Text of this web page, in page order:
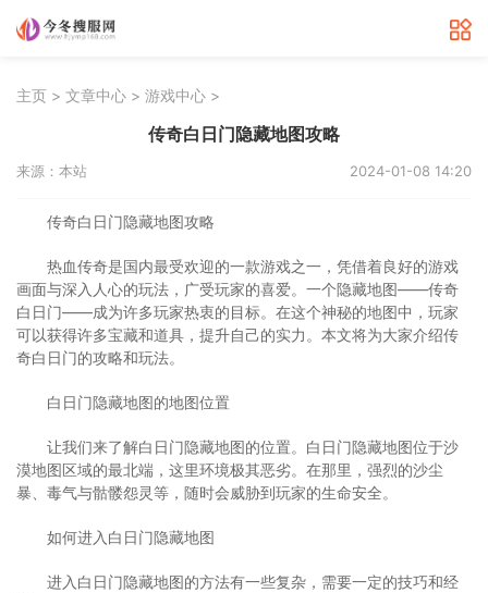
主页 > 文章中心 > 游戏中心 >
传奇白日门隐藏地图攻略
来源：本站 2024-01-08 14:20
传奇白日门隐藏地图攻略
热血传奇是国内最受欢迎的一款游戏之一，凭借着良好的游戏
画面与深入人心的玩法，广受玩家的喜爱。一个隐藏地图——传奇
白日门——成为许多玩家热衷的目标。在这个神秘的地图中，玩家
可以获得许多宝藏和道具，提升自己的实力。本文将为大家介绍传
奇白日门的攻略和玩法。
白日门隐藏地图的地图位置
让我们来了解白日门隐藏地图的位置。白日门隐藏地图位于沙
漠地图区域的最北端，这里环境极其恶劣。在那里，强烈的沙尘
暴、毒气与骷髅怨灵等，随时会威胁到玩家的生命安全。
如何进入白日门隐藏地图
进入白日门隐藏地图的方法有一些复杂，需要一定的技巧和经